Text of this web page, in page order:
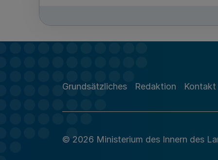
Grundsätzliches Redaktion Kontakt
© 2026 Ministerium des Innern des